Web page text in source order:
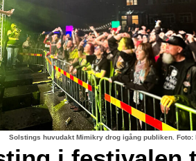
Solstings huvudakt Mimikry drog igång publiken.